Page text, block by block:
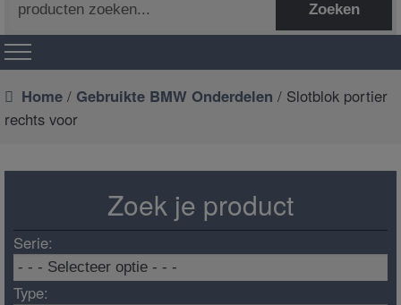
naar:
Zoeken
Home / Gebruikte BMW Onderdelen / Slotblok portier
rechts voor
Zoek je product
Serie:
Type: